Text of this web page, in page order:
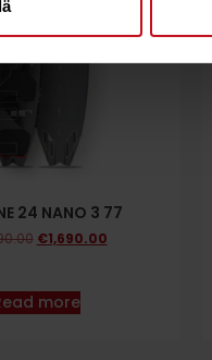
24 NANO 3 77
€1,690.00
more